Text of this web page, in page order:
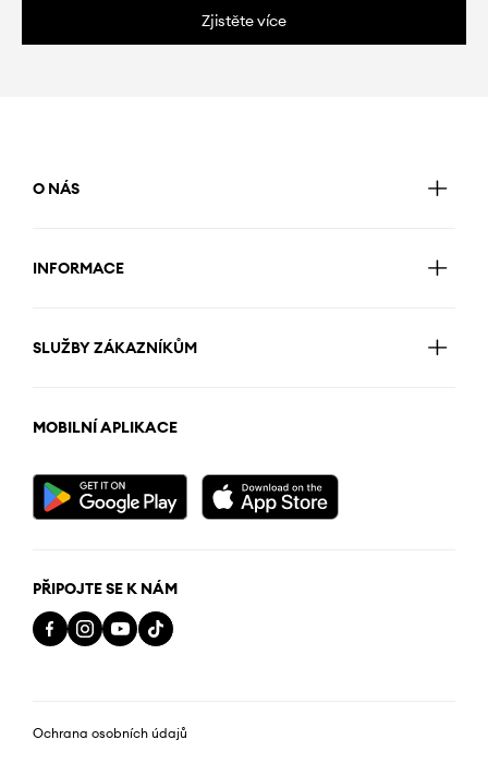
Zjistěte více
O NÁS
INFORMACE
SLUŽBY ZÁKAZNÍKŮM
MOBILNÍ APLIKACE
PŘIPOJTE SE K NÁM
Ochrana osobních údajů